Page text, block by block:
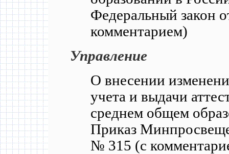
Федеральный закон
комментарием)
Управление
О внесении
учета и выдачи
среднем общем
Приказ
№ 315 (с